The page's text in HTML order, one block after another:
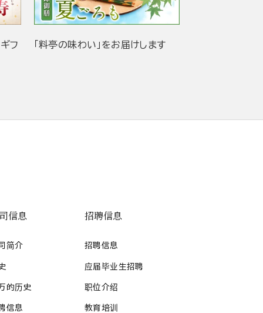
フ 「料亭の味わい」をお届けします
信息
简介
的历史
信息
招聘信息
招聘信息
应届毕业生招聘
职位介绍
教育培训